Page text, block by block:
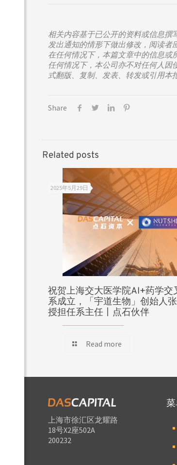
相关内容基于已公开的资料或信息撰
发出通知的情形下做出修改，阅读者
在任何情况下，本篇文章中的信息
任何情况下，本公司亦不对任何人
式翻版、复制、发表、转发或引用本
Share
Related posts
2025年5月29日
祝贺上海交大医学院AI+药学交
系成立，「宇道生物」创始人
授担任系主任丨点石伙伴
Read more
上海市徐汇区龙耀路
18号X2座502A
200232